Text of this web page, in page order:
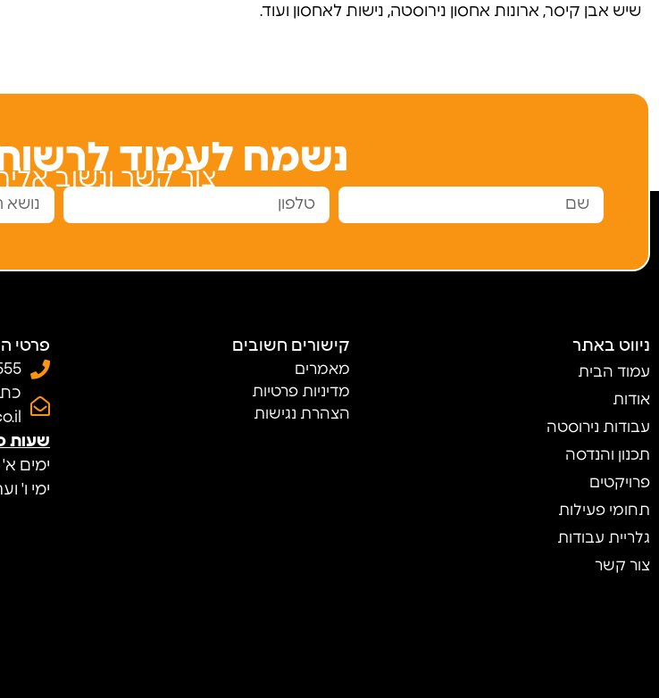
שיש אבן קיסר, ארונות אחסון נירוסטה, נישות לאחסון ועוד.
נשמח לעמוד
צור קשר ונשוב
ניווט באתר
עמוד הבית
אודות
עבודות נירוסטה
תכנון והנדסה
פרויקטים
תחומי פעילות
גלריית עבודות
צור קשר
קישורים חשובים
מאמרים
מדיניות פרטיות
הצהרת נגישות
פרטי
שעות
ימים א' – ה':
ימי ו' וערבי